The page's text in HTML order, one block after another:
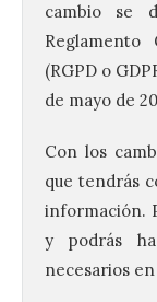
cambio se
(RGPD o
de mayo de
Con los
que tendrás
información.
y podrás
necesarios